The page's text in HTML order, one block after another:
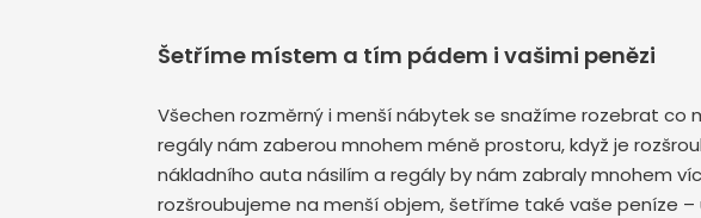
Šetříme místem a tím pádem i vašimi penězi
Všechen rozměrný i menší nábytek se snažíme rozebrat
regály nám zaberou mnohem méně prostoru, když je
nákladního auta násilím a regály by nám zabraly mnohem
rozšroubujeme na menší objem, šetříme také vaše peníze